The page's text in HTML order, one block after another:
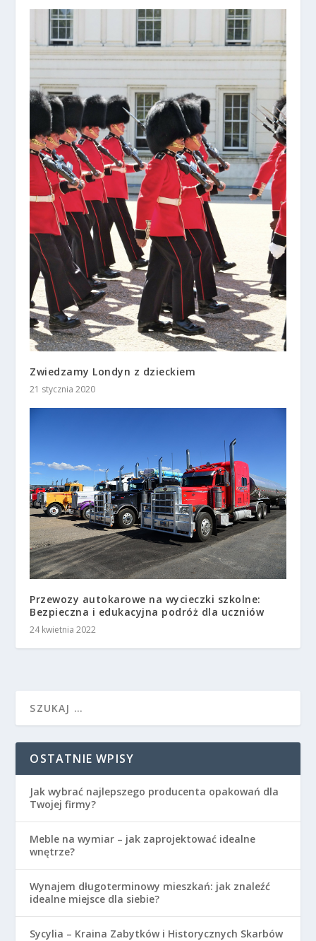
Zwiedzamy Londyn z dzieckiem
21 stycznia 2020
Przewozy autokarowe na wycieczki szkolne:
Bezpieczna i edukacyjna podróż dla uczniów
24 kwietnia 2022
OSTATNIE WPISY
Jak wybrać najlepszego producenta opakowań dla
Twojej firmy?
Meble na wymiar – jak zaprojektować idealne
wnętrze?
Wynajem długoterminowy mieszkań: jak znaleźć
idealne miejsce dla siebie?
Sycylia – Kraina Zabytków i Historycznych Skarbów